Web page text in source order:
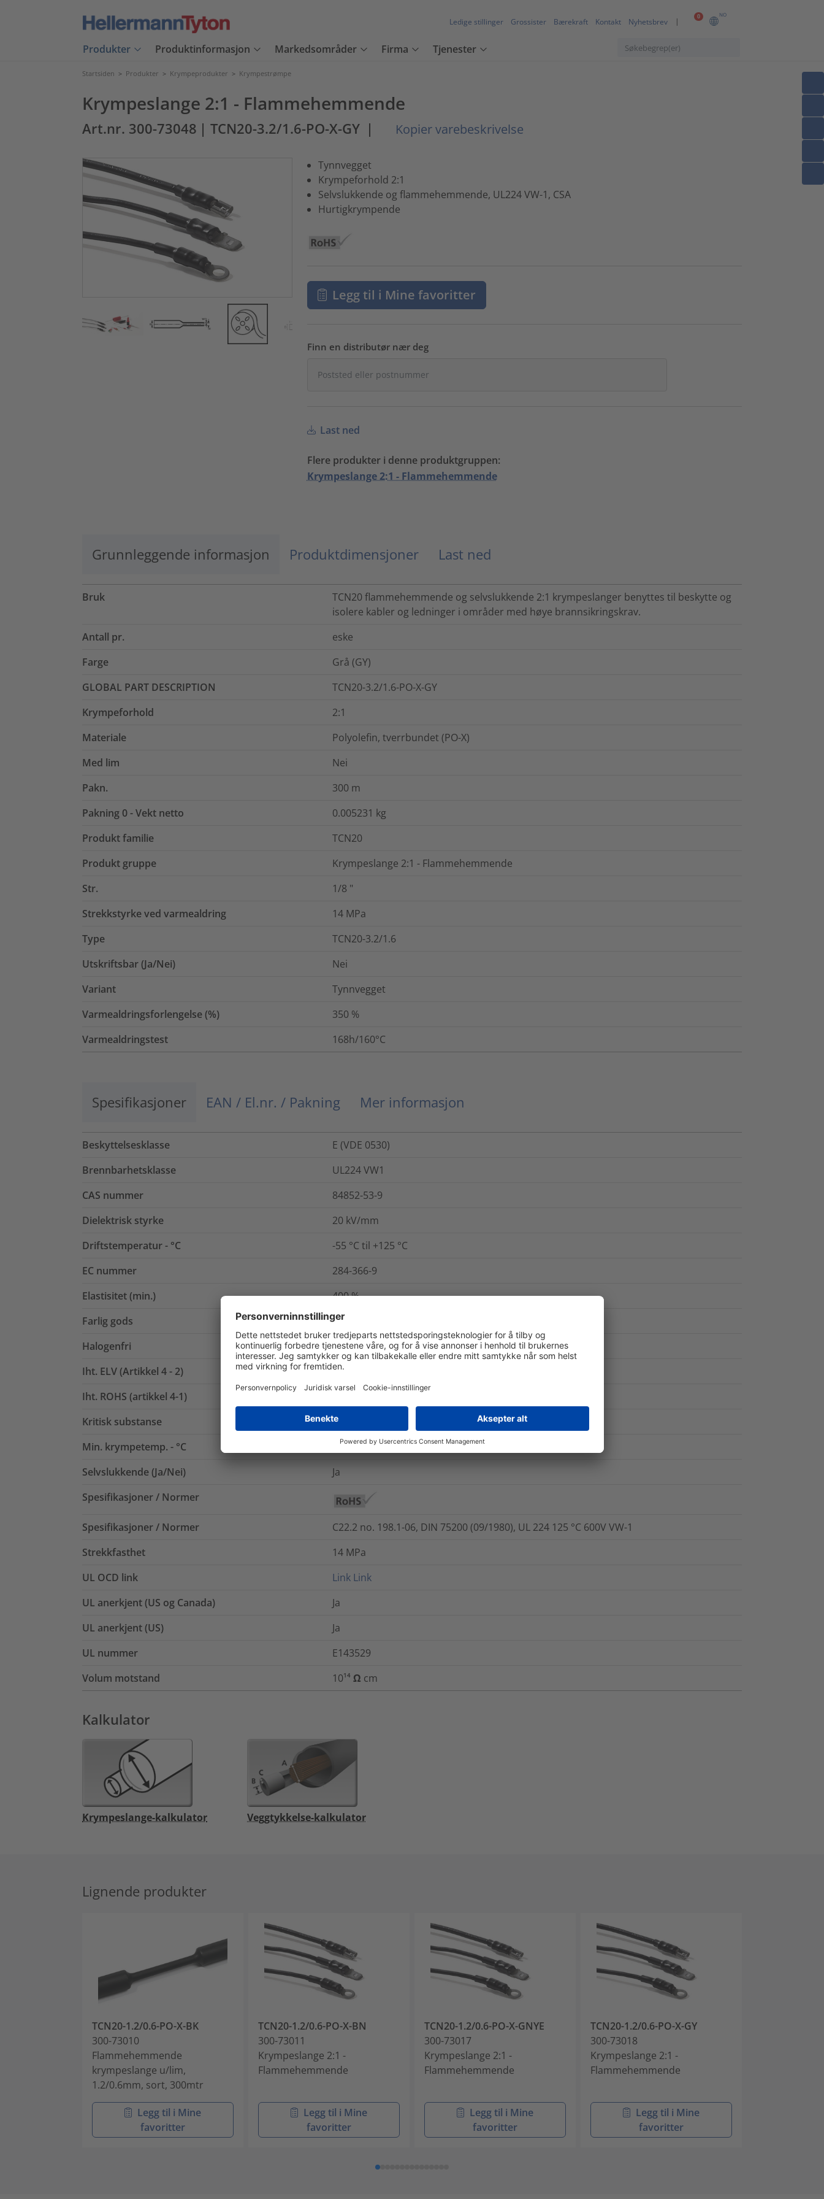
0 NO
Ledige stillinger Grossister Bærekraft Kontakt Nyhetsbrev
Produkter Produktinformasjon Markedsområder Firma Tjenester
Startsiden > Produkter > Krympeprodukter > Krympestrømpe
Krympeslange 2:1 - Flammehemmende
Art.nr. 300-73048 | TCN20-3.2/1.6-PO-X-GY | Kopier varebeskrivelse
Tynnvegget
Krympeforhold 2:1
Selvslukkende og flammehemmende, UL224 VW-1, CSA
Hurtigkrympende
Legg til i Mine favoritter
Finn en distributør nær deg
Last ned
Flere produkter i denne produktgruppen:
Krympeslange 2:1 - Flammehemmende
Grunnleggende informasjon Produktdimensjoner Last ned
Bruk
TCN20 flammehemmende og selvslukkende 2:1 krympeslanger benyttes til beskytte og
isolere kabler og ledninger i områder med høye brannsikringskrav.
Antall pr.
eske
Farge
Grå (GY)
GLOBAL PART DESCRIPTION
TCN20-3.2/1.6-PO-X-GY
Krympeforhold
2:1
Materiale
Polyolefin, tverrbundet (PO-X)
Med lim
Nei
Pakn.
300 m
Pakning 0 - Vekt netto
0.005231 kg
Produkt familie
TCN20
Produkt gruppe
Krympeslange 2:1 - Flammehemmende
Str.
1/8 "
Strekkstyrke ved varmealdring
14 MPa
Type
TCN20-3.2/1.6
Utskriftsbar (Ja/Nei)
Nei
Variant
Tynnvegget
Varmealdringsforlengelse (%)
350 %
Varmealdringstest
168h/160°C
Spesifikasjoner EAN / El.nr. / Pakning Mer informasjon
Beskyttelsesklasse
E (VDE 0530)
Brennbarhetsklasse
UL224 VW1
CAS nummer
84852-53-9
Dielektrisk styrke
20 kV/mm
Driftstemperatur - °C
-55 °C til +125 °C
EC nummer
284-366-9
Elastisitet (min.)
400%
Farlig gods
Nei
Halogenfri
Nei
Iht. ELV (Artikkel 4 - 2)
Ja
Iht. ROHS (artikkel 4-1)
Kritisk substanse
DBDPE
Min. krympetemp. - °C
+100 °C
Selvslukkende (Ja/Nei)
Ja
Spesifikasjoner / Normer
Spesifikasjoner / Normer
C22.2 no. 198.1-06, DIN 75200 (09/1980), UL 224 125 °C 600V VW-1
Strekkfasthet
14 MPa
UL OCD link
Link Link
UL anerkjent (US og Canada)
Ja
UL anerkjent (US)
Ja
UL nummer
E143529
Volum motstand
10¹⁴ Ω cm
Kalkulator
Krympeslange-kalkulator Veggtykkelse-kalkulator
Lignende produkter
TCN20-1.2/0.6-PO-X-BK
300-73010
Flammehemmende
krympeslange u/lim,
1.2/0.6mm, sort, 300mtr
Legg til i Mine
favoritter
TCN20-1.2/0.6-PO-X-BN
300-73011
Krympeslange 2:1 -
Flammehemmende
Legg til i Mine
favoritter
TCN20-1.2/0.6-PO-X-GNYE
300-73017
Krympeslange 2:1 -
Flammehemmende
Legg til i Mine
favoritter
TCN20-1.2/0.6-PO-X-GY
300-73018
Krympeslange 2:1 -
Flammehemmende
Legg til i Mine
favoritter